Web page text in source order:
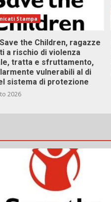
Stampa
the Children, ragazze
a rischio di violenza
tratta e sfruttamento,
vulnerabili al di
sistema di protezione
2026